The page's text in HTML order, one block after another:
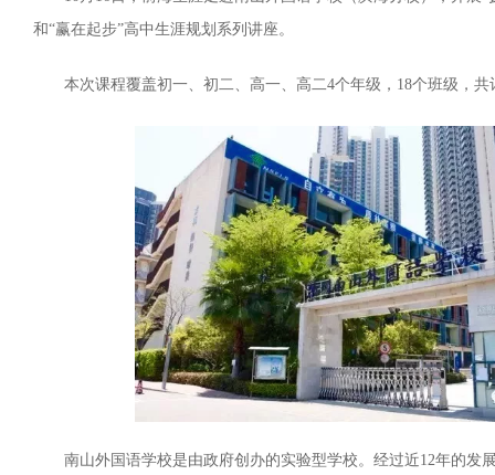
和“赢在起步”高中生涯规划系列讲座。
本次课程覆盖初一、初二、高一、高二4个年级，18个班级，
南山外国语学校是由政府创办的实验型学校。经过近12年的发